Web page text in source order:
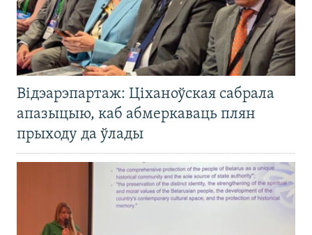
Відэарэпартаж: Ціханоўская сабрала
апазыцыю, каб абмеркаваць плян
прыходу да ўлады